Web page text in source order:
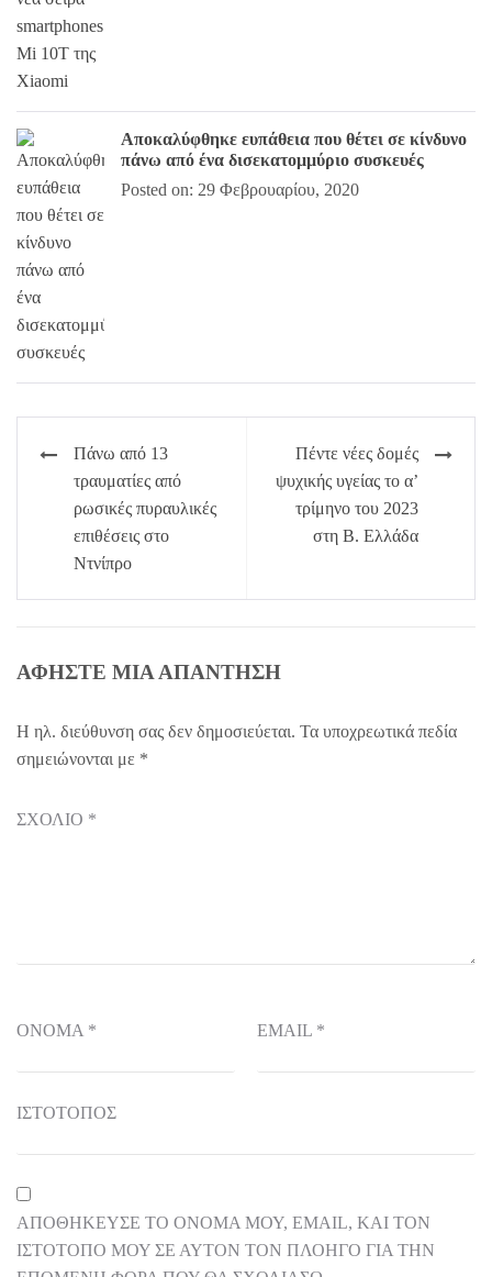
Αποκαλύφθηκε ευπάθεια που θέτει σε κίνδυνο
πάνω από ένα δισεκατομμύριο συσκευές
Posted on: 29 Φεβρουαρίου, 2020
Πλοήγηση
άρθρων
Πάνω από 13
τραυματίες από
ρωσικές πυραυλικές
επιθέσεις στο
Ντνίπρο
Πέντε νέες δομές
ψυχικής υγείας το α’
τρίμηνο του 2023
στη Β. Ελλάδα
ΑΦΉΣΤΕ ΜΙΑ ΑΠΆΝΤΗΣΗ
Η ηλ. διεύθυνση σας δεν δημοσιεύεται. Τα υποχρεωτικά πεδία
σημειώνονται με *
ΣΧΌΛΙΟ *
ΌΝΟΜΑ * EMAIL *
ΙΣΤΌΤΟΠΟΣ
ΑΠΟΘΉΚΕΥΣΕ ΤΟ ΌΝΟΜΆ ΜΟΥ, EMAIL, ΚΑΙ ΤΟΝ
ΙΣΤΌΤΟΠΟ ΜΟΥ ΣΕ ΑΥΤΌΝ ΤΟΝ ΠΛΟΗΓΌ ΓΙΑ ΤΗΝ